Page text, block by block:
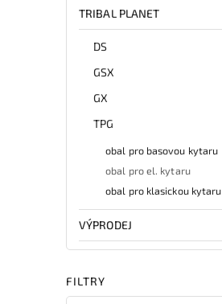
TRIBAL PLANET
DS
GSX
GX
TPG
obal pro basovou kytaru
obal pro el. kytaru
obal pro klasickou kytaru
VÝPRODEJ
FILTRY